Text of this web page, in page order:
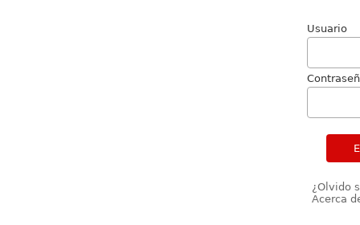
Usuario
¿Olvido
Acerca